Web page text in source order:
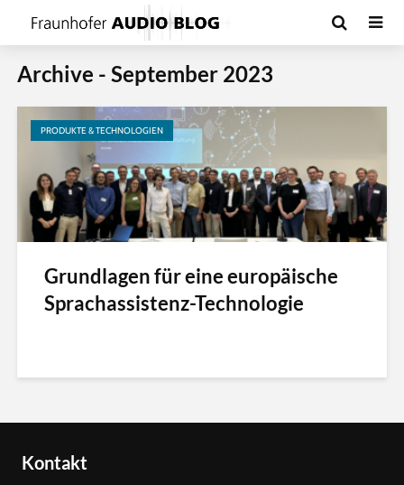
Archive - September 2023
PRODUKTE & TECHNOLOGIEN
Grundlagen für eine europäische
Sprachassistenz-Technologie
Kontakt